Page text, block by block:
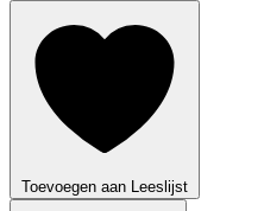
Toevoegen aan Leeslijst